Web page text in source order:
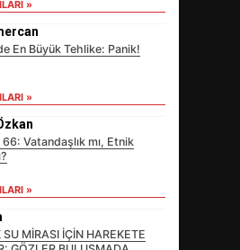
»
En Büyük Tehlike: Panik!
»
Vatandaşlık mı, Etnik
»
MİRASI İÇİN HAREKETE
NE